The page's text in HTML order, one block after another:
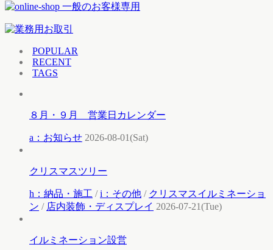
POPULAR
RECENT
TAGS
８月・９月 営業日カレンダー
a：お知らせ 2026-08-01(Sat)
クリスマスツリー
h：納品・施工 /i：その他 / クリスマスイルミネーショ
ン / 店内装飾・ディスプレイ 2026-07-21(Tue)
イルミネーション設営